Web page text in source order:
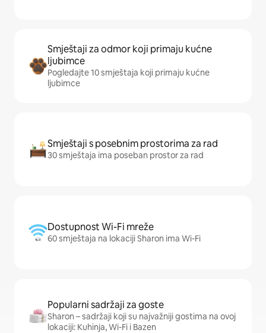
Smještaji za odmor koji primaju kućne
ljubimce
Pogledajte 10 smještaja koji primaju kućne
ljubimce
Smještaji s posebnim prostorima za rad
30 smještaja ima poseban prostor za rad
Dostupnost Wi-Fi mreže
60 smještaja na lokaciji Sharon ima Wi-Fi
Popularni sadržaji za goste
Sharon – sadržaji koji su najvažniji gostima na ovoj
lokaciji: Kuhinja, Wi-Fi i Bazen